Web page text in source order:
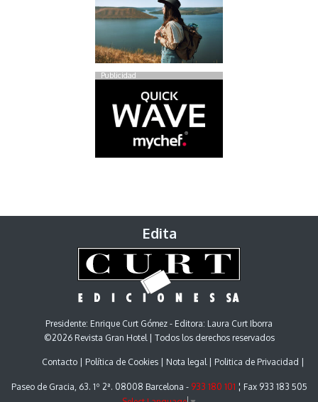
Publicidad
Edita
Presidente: Enrique Curt Gómez - Editora: Laura Curt Iborra
©2026 Revista Gran Hotel | Todos los derechos reservados
Contacto Política de Cookies Nota legal Politica de Privacidad
Paseo de Gracia, 63. 1º 2ª. 08008 Barcelona - 933 180 101 ¦ Fax 933 183 505